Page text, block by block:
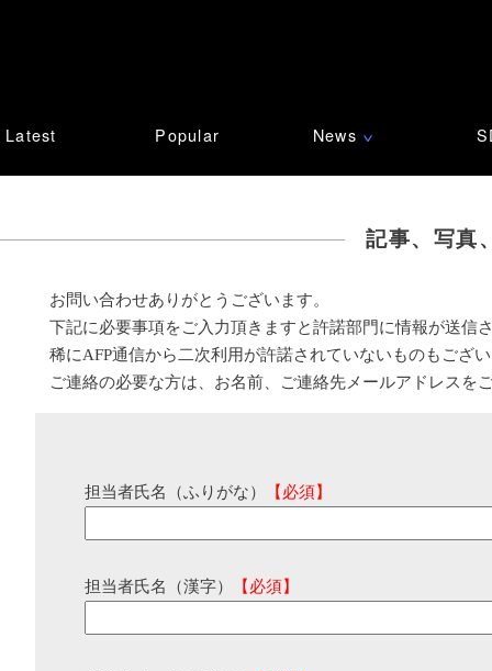
Latest Popular News ∨
記事、写真
お問い合わせありがとうございます。
下記に必要事項をご入力頂きますと許諾部門に情報が送信
稀にAFP通信から二次利用が許諾されていないものもござ
ご連絡の必要な方は、お名前、ご連絡先メールアドレスを
担当者氏名（ふりがな） 【必須】
担当者氏名（漢字） 【必須】